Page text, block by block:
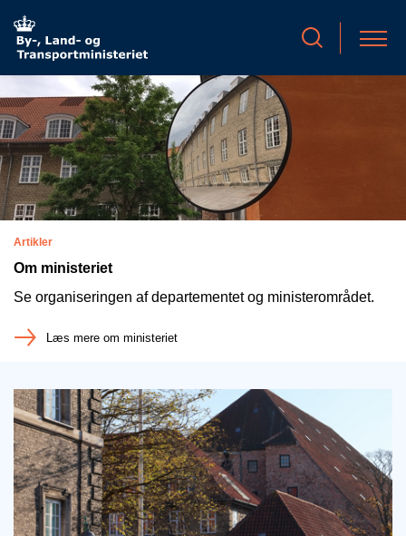
Artikler
Om ministeriet
Se organiseringen af departementet og ministerområdet.
Læs mere om ministeriet